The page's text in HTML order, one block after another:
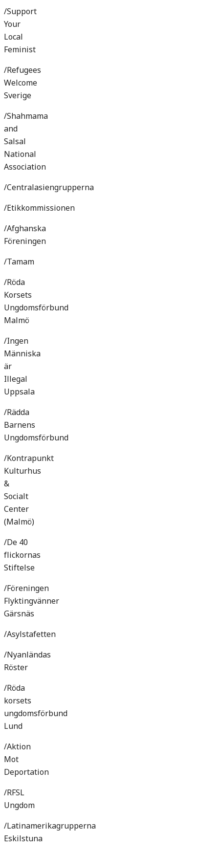
/Support
Your
Local
Feminist
/Refugees
Welcome
Sverige
/Shahmama
and
Salsal
National
Association
/Centralasiengrupperna
/Etikkommissionen
/Afghanska
Föreningen
/Tamam
/Röda
Korsets
Ungdomsförbund
Malmö
/Ingen
Människa
är
Illegal
Uppsala
/Rädda
Barnens
Ungdomsförbund
/Kontrapunkt
Kulturhus
&
Socialt
Center
(Malmö)
/De 40
flickornas
Stiftelse
/Föreningen
Flyktingvänner
Gärsnäs
/Asylstafetten
/Nyanländas
Röster
/Röda
korsets
ungdomsförbund
Lund
/Aktion
Mot
Deportation
/RFSL
Ungdom
/Latinamerikagrupperna
Eskilstuna